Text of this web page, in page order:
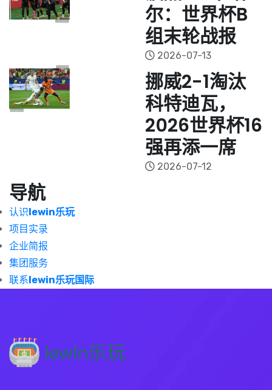
尔：世界杯B
组末轮战报
2026-07-13
挪威2-1淘汰
科特迪瓦，
2026世界杯16
强再添一席
2026-07-12
导航
认识lewin乐玩
项目实录
企业简报
集团服务
联系lewin乐玩国际